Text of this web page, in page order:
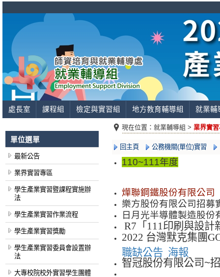
處長室 課程組 檢定與實習組 地方教育輔導組 就業輔
單位選單
最新公告
業界實習專區
學生產業實習暨課程實施辦
法
學生產業實習作業流程
學生產業實習獎勵
學生產業實習委員會設置辦
法
大專校院校外實習學生團體
現在位置： 就業輔導組 > 業界實
回主頁 公務機關(單位)實習
110~111年度
燁聯鋼鐵股份有限公司
樂方股份有限公司招
日月光半導體製造股
R7 「 111印刷與設計
2022 台灣默克集團
職缺公告 海報
智冠股份有限公司~